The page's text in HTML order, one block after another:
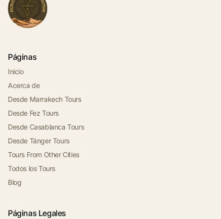
Páginas
Inicio
Acerca de
Desde Marrakech Tours
Desde Fez Tours
Desde Casablanca Tours
Desde Tánger Tours
Tours From Other Cities
Todos los Tours
Blog
Páginas Legales